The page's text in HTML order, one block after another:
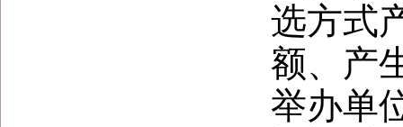
选方式
额、产
举办单